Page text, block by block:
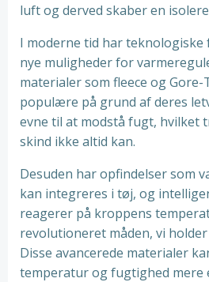
luft og derved skaber en
I moderne tid har
nye muligheder for
materialer som fleece og Gore-
populære på grund af deres
evne til at modstå fugt, hvilket
skind ikke altid kan.
Desuden har opfindelser som
kan integreres i tøj, og
reagerer på kroppens
revolutioneret måden, vi
Disse avancerede materialer
temperatur og fugtighed mere